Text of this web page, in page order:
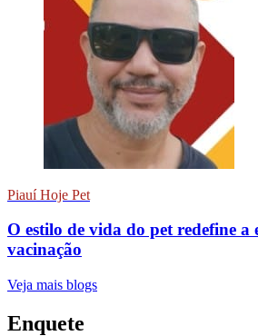
Piauí Hoje Pet
O estilo de vida do pet redefine a
vacinação
Veja mais blogs
Enquete